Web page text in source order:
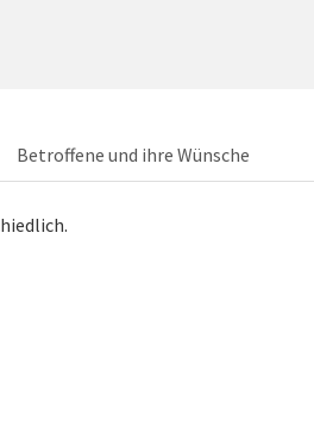
Betroffene und ihre Wünsche